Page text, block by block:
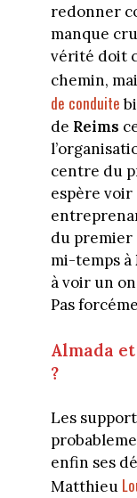
redonner
manque
vérité doit
chemin,
de conduite
de Reims
centre du
espère voir
du premier
mi-temps à
à voir un
Pas
Almada
?
Les
enfin ses
Matthieu